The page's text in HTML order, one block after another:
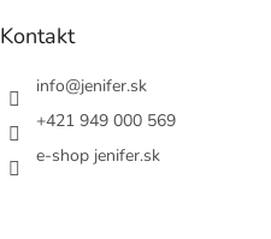
Kontakt
info@jenifer.sk
+421 949 000 569
e-shop jenifer.sk